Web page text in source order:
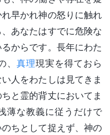
早かれ神の怒りに触れ
あなたはすでに危険な
からです。長年にわた
、真理現実を得ておら
人をわたしは見てきま
と霊的背丈においてま
薄な教義に従うだけで
ちとして捉えず、神の